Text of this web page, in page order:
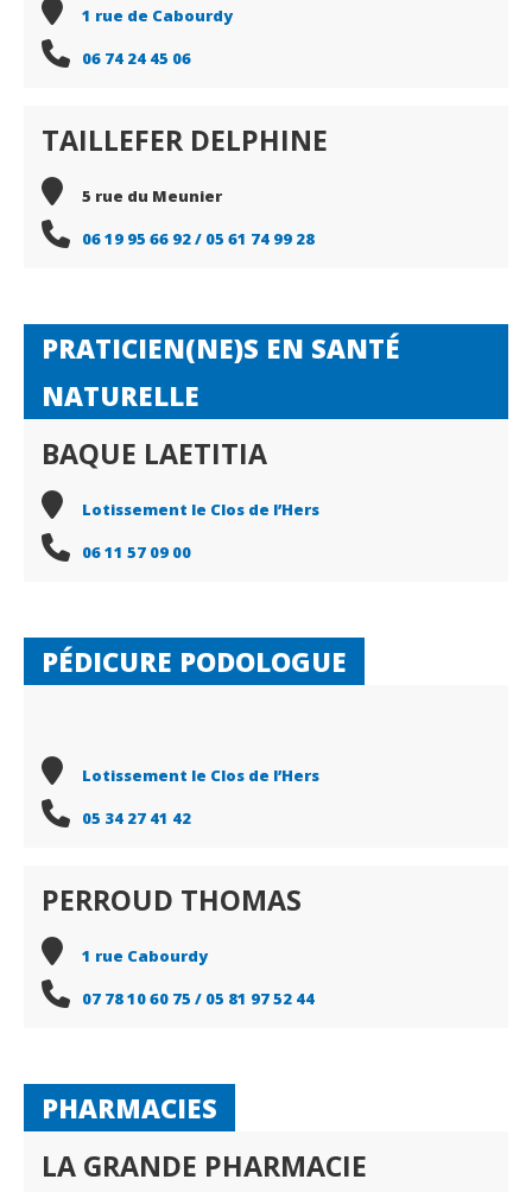
1 rue de Cabourdy
06 74 24 45 06
TAILLEFER DELPHINE
5 rue du Meunier
06 19 95 66 92 / 05 61 74 99 28
PRATICIEN(NE)S EN SANTÉ
NATURELLE
BAQUE LAETITIA
Lotissement le Clos de l’Hers
06 11 57 09 00
PÉDICURE PODOLOGUE
Lotissement le Clos de l’Hers
05 34 27 41 42
PERROUD THOMAS
1 rue Cabourdy
07 78 10 60 75 / 05 81 97 52 44
PHARMACIES
LA GRANDE PHARMACIE